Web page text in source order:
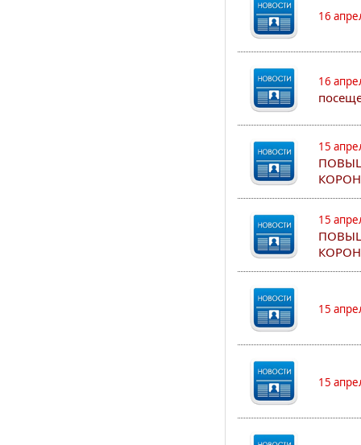
16
16
15
15
15
15